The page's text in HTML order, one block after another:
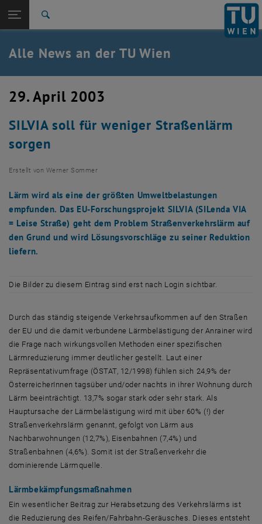
TU Login
Quicklinks
Quicklinks-Menü umschalten
Studium
Karriere
Zurück: Subseiten von TU Wien Startseite auflisten
Zurück zur letzten Ebene:
TU Wien Startseite
Übersicht
Alle News an der TU Wien
29. April 2003
SILVIA soll für weniger Straßenlärm
sorgen
Erstellt von Werner Sommer
Lärm wird als eine der größten Umweltbelastungen
empfunden. Das EU-Forschungsprojekt SILVIA (SILenda VIA
= Leise Straße) geht dem Problem Straßenverkehrslärm auf
den Grund und wird Lösungsvorschläge zu seiner Reduktion
liefern.
Die Bilder zu diesem Eintrag sind erst nach Login sichtbar.
Durch das ständig steigende Verkehrsaufkommen auf den Straßen
der EU und die damit verbundene Lärmbelästigung der Anrainer wird
die Frage nach wirkungsvollen Methoden einer spezifischen
Lärmreduzierung immer deutlicher gestellt. Laut einer
Repräsentativumfrage (ÖSTAT, 12/1998) fühlen sich 24,9% der
ÖsterreicherInnen tagsüber und/oder nachts in ihrer Wohnung durch
Lärm beeinträchtigt. 13,7% sogar stark oder sehr stark. Als
Hauptursache der Lärmbelästigung wird mit über 60% (!) der
Straßenverkehrslärm genannt, gefolgt von Lärm aus
Nachbarwohnungen (12,7%), Eisenbahnen (7,4%) und
Straßenbahnen (4,6%). Somit ist der Straßenverkehr die
dominierende Lärmquelle.
Lärmbekämpfungsmaßnahmen
Ein wesentlicher Beitrag zur Herabsetzung des Verkehrslärms ist
die Reduzierung des Reifen/Fahrbahn-Geräusches. Dieses entsteht